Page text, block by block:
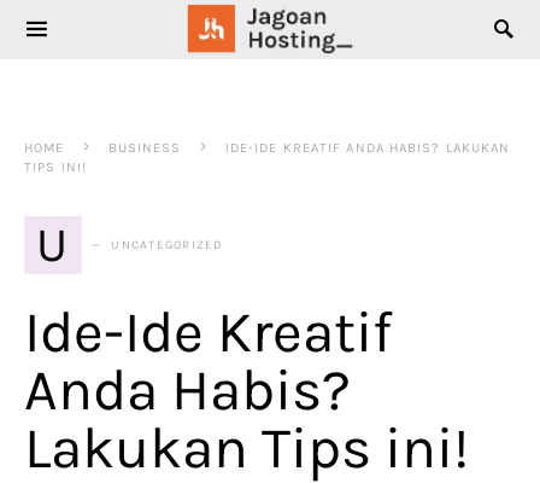
SEARCH FOR:
HOME BUSINESS
IDE-IDE KREATIF ANDA HABIS? LAKUKAN
TIPS INI!
U UNCATEGORIZED
Ide-Ide Kreatif
Anda Habis?
Lakukan Tips ini!